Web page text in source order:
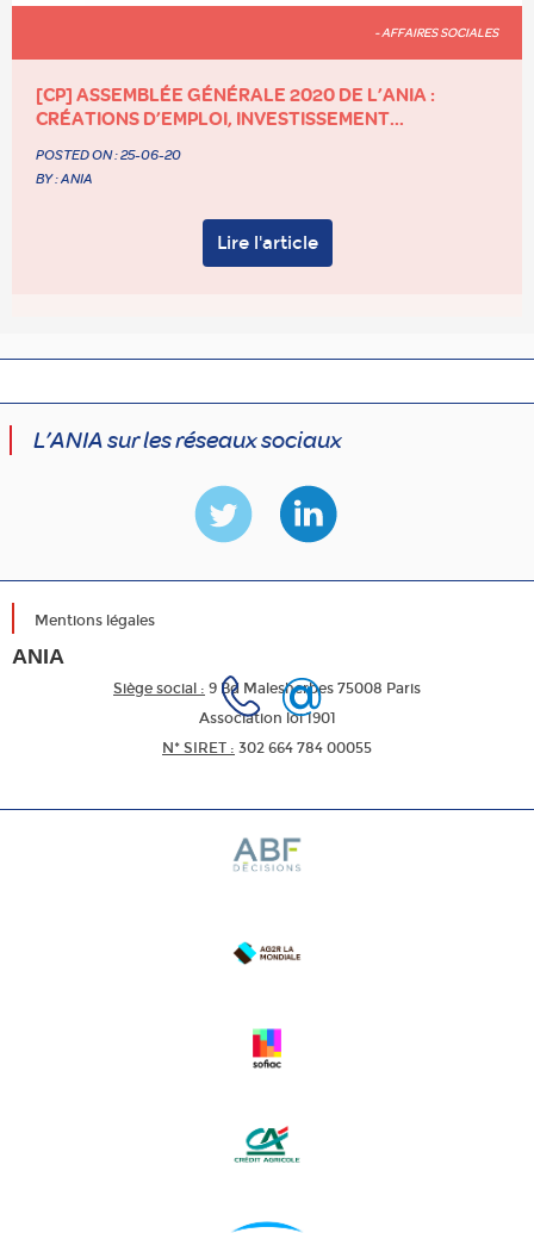
- AFFAIRES SOCIALES
[CP] ASSEMBLÉE GÉNÉRALE 2020 DE L’ANIA :
CRÉATIONS D’EMPLOI, INVESTISSEMENT...
POSTED ON :25-06-20
BY : ANIA
Lire l'article
L’ANIA sur les réseaux sociaux
Mentions légales
ANIA
Siège social : 9 Bd Malesherbes 75008 Paris
Association loi 1901
N* SIRET : 302 664 784 00055